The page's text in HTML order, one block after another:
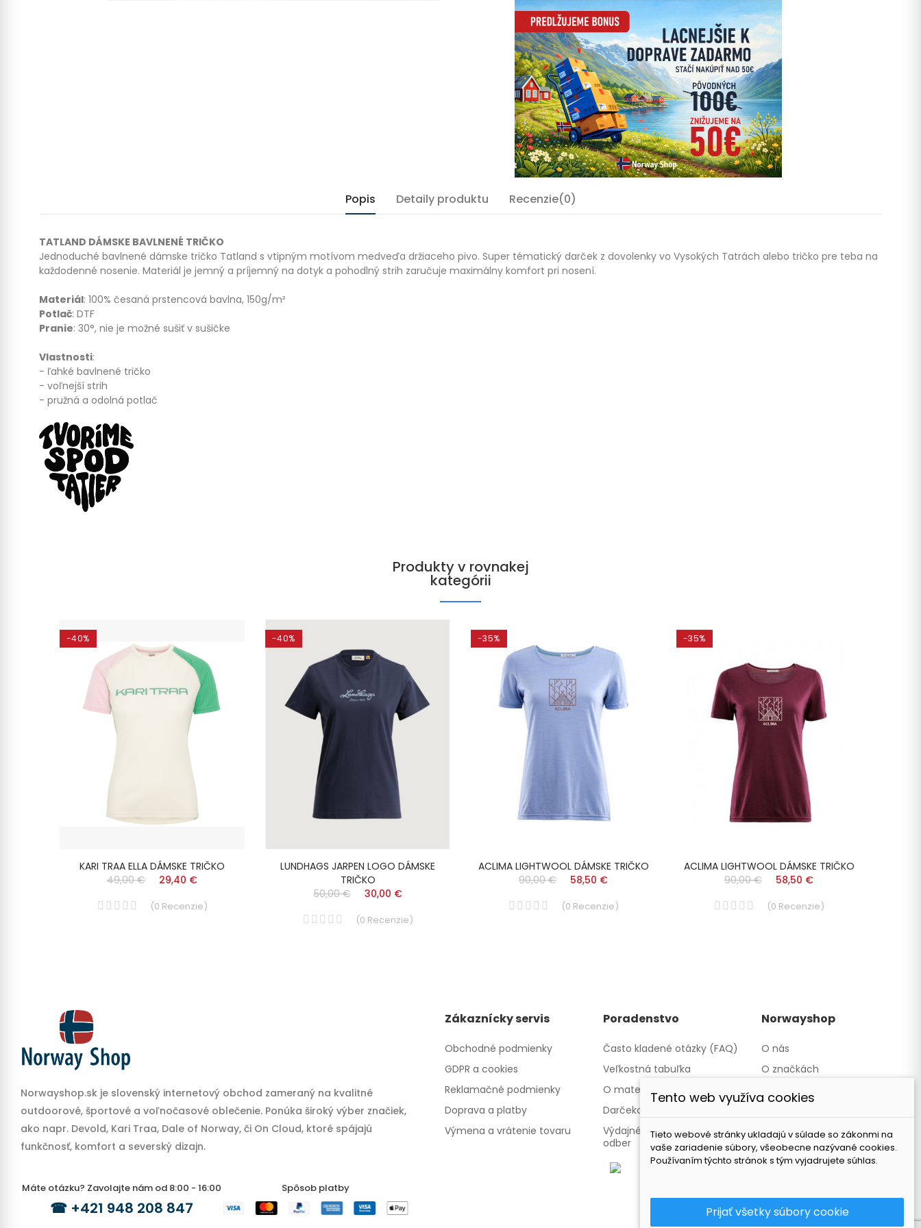
Popis Detaily produktu Recenzie(0)
TATLAND DÁMSKE BAVLNENÉ TRIČKO
Jednoduché bavlnené dámske tričko Tatland s vtipným motívom medveďa držiaceho pivo. Super tématický darček z dovolenky vo Vysokých Tatrách alebo tričko pre teba na
každodenné nosenie. Materiál je jemný a príjemný na dotyk a pohodlný strih zaručuje maximálny komfort pri nosení.
Materiál: 100% česaná prstencová bavlna, 150g/m²
Potlač: DTF
Pranie: 30°, nie je možné sušiť v sušičke
Vlastnosti:
- ľahké bavlnené tričko
- voľnejší strih
- pružná a odolná potlač
Produkty v rovnakej
kategórii
-40%
KARI TRAA ELLA DÁMSKE TRIČKO
49,00 €
29,40 €
(0 Recenzie)
-40%
LUNDHAGS JARPEN LOGO DÁMSKE
TRIČKO
50,00 €
30,00 €
(0 Recenzie)
-35%
ACLIMA LIGHTWOOL DÁMSKE TRIČKO
90,00 €
58,50 €
(0 Recenzie)
-35%
ACLIMA LIGHTWOOL DÁMSKE TRIČKO
90,00 €
58,50 €
(0 Recenzie)
Norwayshop.sk je slovenský internetový obchod zameraný na kvalitné
outdoorové, športové a voľnočasové oblečenie. Ponúka široký výber značiek,
ako napr. Devold, Kari Traa, Dale of Norway, či On Cloud, ktoré spájajú
funkčnosť, komfort a severský dizajn.
Máte otázku? Zavolajte nám od 8:00 - 16:00
☎ +421 948 208 847
Spôsob platby
Zákaznícky servis
Obchodné podmienky
GDPR a cookies
Reklamačné podmienky
Doprava a platby
Výmena a vrátenie tovaru
Poradenstvo
Často kladené otázky (FAQ)
Veľkostná tabuľka
O materiáloch
Darčekové poukazy
Výdajné miesto - Osobný
odber
Norwayshop
O nás
O značkách
Naša značka TATLAND
Tento web využíva cookies
Tieto webové stránky ukladajú v súlade so zákonmi na
vaše zariadenie súbory, všeobecne nazývané cookies.
Používaním týchto stránok s tým vyjadrujete súhlas.
Prijať všetky súbory cookie